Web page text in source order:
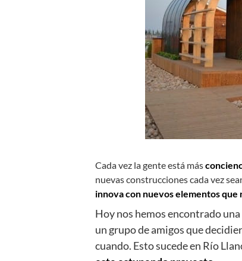
Cada vez la gente está más
nuevas construcciones cada vez
innova con nuevos elementos